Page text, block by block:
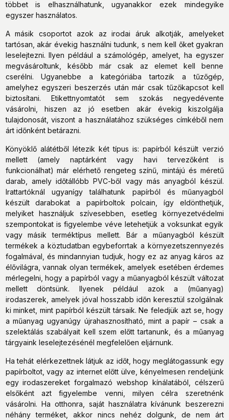
többet is elhasználhatunk, ugyanakkor ezek mindegyike
egyszer használatos.
A másik csoportot azok az irodai áruk alkotják, amelyeket
tartósan, akár évekig használni tudunk, s nem kell őket gyakran
leselejtezni. Ilyen például a számológép, amelyet, ha egyszer
megvásároltunk, később már csak az elemet kell benne
cserélni. Ugyanebbe a kategóriába tartozik a tűzőgép,
amelyhez egyszeri beszerzés után már csak tűzőkapcsot kell
biztosítani. Etikettnyomtatót sem szokás negyedévente
vásárolni, hiszen az jó esetben akár évekig kiszolgálja
tulajdonosát, viszont a használatához szükséges címkéből nem
árt időnként betárazni.
Könyöklő alátétből létezik két típus is: papírból készült verzió
mellett (amely naptárként vagy havi tervezőként is
funkcionálhat) már elérhető rengeteg színű, mintájú és méretű
darab, amely időtállóbb PVC-ből vagy más anyagból készül.
Irattartóknál ugyanígy találhatunk papírból és műanyagból
készült darabokat a papírboltok polcain, így eldönthetjük,
melyiket használjuk szívesebben, esetleg környezetvédelmi
szempontokat is figyelembe véve letehetjük a voksunkat egyik
vagy másik terméktípus mellett. Bár a műanyagból készült
termékek a köztudatban egybeforrtak a környezetszennyezés
fogalmával, és mindannyian tudjuk, hogy ez az anyag káros az
élővilágra, vannak olyan termékek, amelyek esetében érdemes
mérlegelni, hogy a papírból vagy a műanyagból készült változat
mellett döntsünk. Ilyenek például azok a (műanyag)
irodaszerek, amelyek jóval hosszabb időn keresztül szolgálnak
ki minket, mint papírból készült társaik. Ne feledjük azt se, hogy
a műanyag ugyanúgy újrahasznosítható, mint a papír – csak a
szelektálás szabályait kell szem előtt tartanunk, és a műanyag
tárgyaink leselejtezésénél megfelelően eljárnunk.
Ha tehát elérkezettnek látjuk az időt, hogy meglátogassunk egy
papírboltot, vagy az internet előtt ülve, kényelmesen rendeljünk
egy irodaszereket forgalmazó webshop kínálatából, célszerű
elsőként azt figyelembe venni, milyen célra szeretnénk
vásárolni. Ha otthonra, saját használatra kívánunk beszerezni
néhány terméket, akkor nincs nehéz dolgunk, de nem árt